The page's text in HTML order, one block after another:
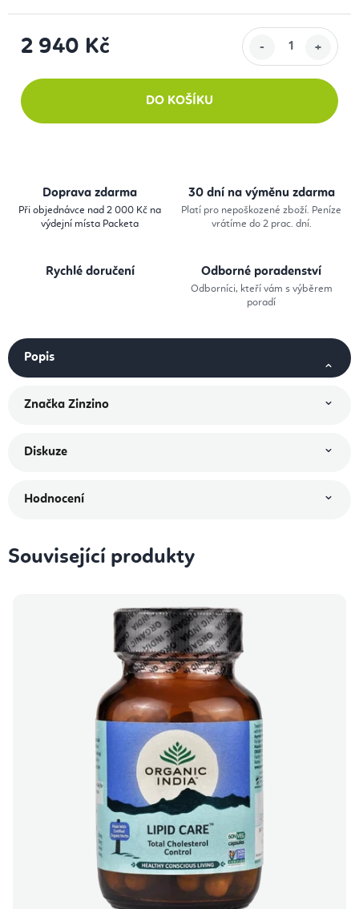
2 940 Kč
DO KOŠÍKU
Doprava zdarma
Při objednávce nad 2 000 Kč na
výdejní místa Packeta
30 dní na výměnu zdarma
Platí pro nepoškozené zboží. Peníze
vrátíme do 2 prac. dní.
Rychlé doručení Odborné poradenství
Odborníci, kteří vám s výběrem
poradí
Popis
Značka Zinzino
Diskuze
Hodnocení
Související produkty